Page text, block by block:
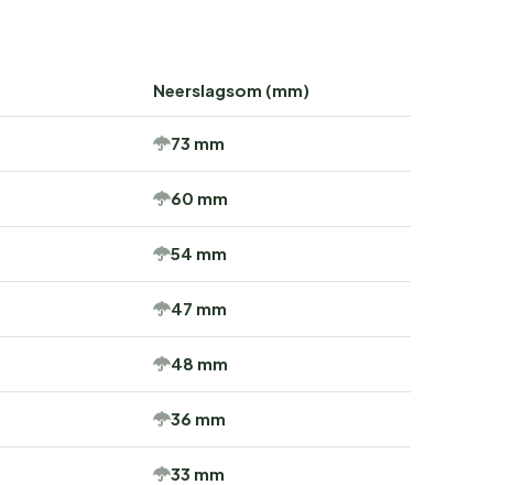
Neerslagsom (mm)
73 mm
60 mm
54 mm
47 mm
48 mm
36 mm
33 mm